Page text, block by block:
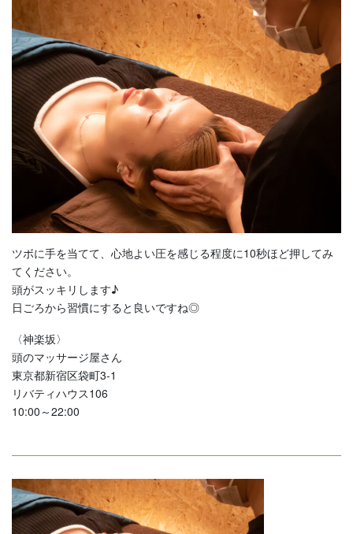
ツボに手を当てて、心地よい圧を感じる程度に10秒ほど押してみ
てください。
頭がスッキリします♪
日ごろから習慣にすると良いですね◎
〈神楽坂〉
頭のマッサージ屋さん
東京都新宿区袋町3-1
リバティハウス106
10:00～22:00